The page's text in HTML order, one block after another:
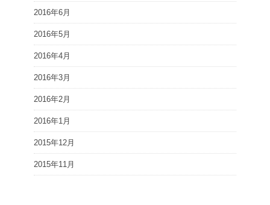
2016年6月
2016年5月
2016年4月
2016年3月
2016年2月
2016年1月
2015年12月
2015年11月